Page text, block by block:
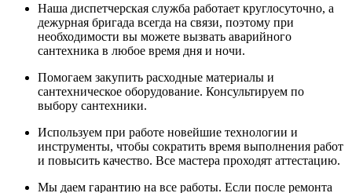
Наша диспетчерская служба работает круглосуточно, а
дежурная бригада всегда на связи, поэтому при
необходимости вы можете вызвать аварийного
сантехника в любое время дня и ночи.
Помогаем закупить расходные материалы и
сантехническое оборудование. Консультируем по
выбору сантехники.
Используем при работе новейшие технологии и
инструменты, чтобы сократить время выполнения работ
и повысить качество. Все мастера проходят аттестацию.
Мы даем гарантию на все работы. Если после ремонта